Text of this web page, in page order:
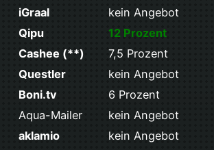
iGraal
kein Angebot
Qipu
12 Prozent
Cashee (**)
7,5 Prozent
Questler
kein Angebot
Boni.tv
6 Prozent
Aqua-Mailer
kein Angebot
aklamio
kein Angebot